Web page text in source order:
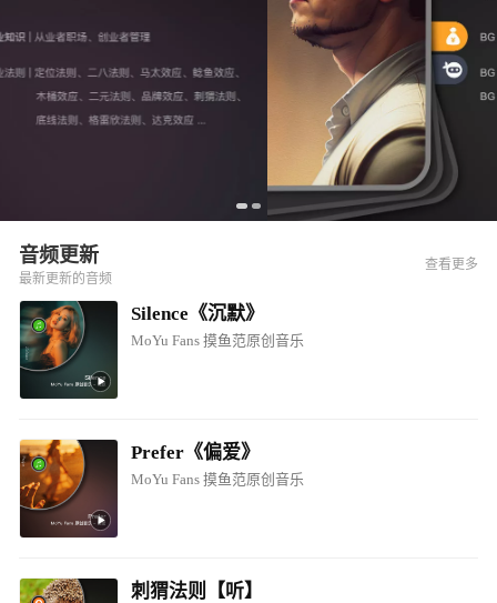
音频更新
最新更新的音频
查看更多
Silence《沉默》
MoYu Fans 摸鱼范原创音乐
Prefer《偏爱》
MoYu Fans 摸鱼范原创音乐
刺猬法则【听】